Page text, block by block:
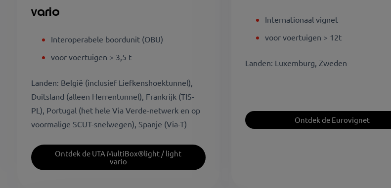
vario
Interoperabele boordunit (OBU)
voor voertuigen > 3,5 t
Landen: België (inclusief Liefkenshoektunnel),
Duitsland (alleen Herrentunnel), Frankrijk (TIS-
PL), Portugal (het hele Via Verde-netwerk en op
voormalige SCUT-snelwegen), Spanje (Via-T)
Ontdek de UTA MultiBox®light / light
vario
Internationaal vignet
voor voertuigen > 12t
Landen: Luxemburg, Zweden
Ontdek de Eurovignet